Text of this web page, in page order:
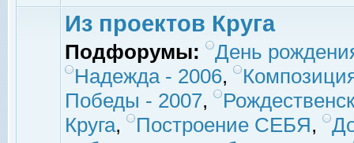
Из проектов Круга
Подфорумы:
День
Надежда - 2006,
Победы - 2007,
Круга, Построение СЕБЯ,